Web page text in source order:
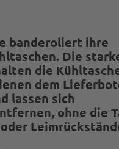
banderoliert ihre
Die
die
dem
lassen sich
ohne die